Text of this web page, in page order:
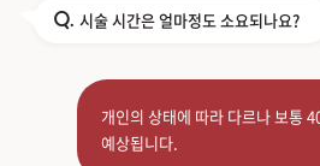
Q. 시술 시간은 얼마정도 소요되나요?
개인의 상태에 따라 다르나 보통
예상됩니다.